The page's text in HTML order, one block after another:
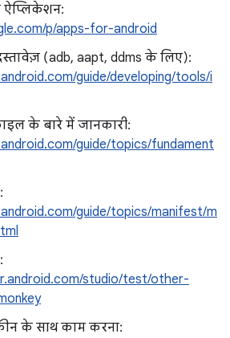
ऐप्लिकेशन:
p/apps-for-android
(adb, aapt, ddms के लिए):
guide/developing/tools/i
के बारे में जानकारी:
guide/topics/fundament
guide/topics/manifest/m
studio/test/other-
के साथ काम करना: